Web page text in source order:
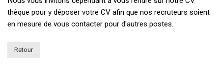
thèque pour y déposer votre CV afin que nos recruteurs soient
en mesure de vous contacter pour d'autres postes.
Retour